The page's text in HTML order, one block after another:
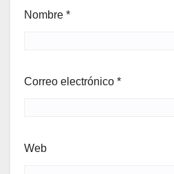
Nombre *
Correo electrónico *
Web